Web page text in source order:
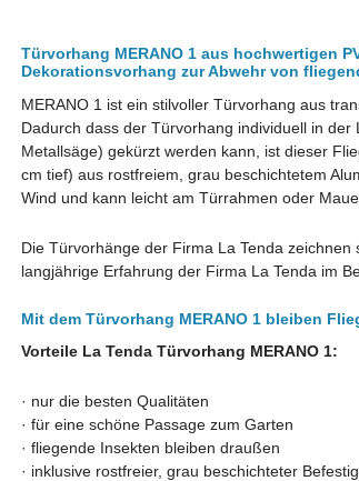
Türvorhang MERANO 1 aus hochwertigen
Dekorationsvorhang zur Abwehr von
MERANO 1 ist ein stilvoller Türvorhang aus
Dadurch dass der Türvorhang individuell in
Metallsäge) gekürzt werden kann, ist dieser
cm tief) aus rostfreiem, grau beschichtetem
Wind und kann leicht am Türrahmen oder
Die Türvorhänge der Firma La Tenda zeichnen
langjährige Erfahrung der Firma La Tenda im
Mit dem Türvorhang MERANO 1 bleiben
Vorteile La Tenda Türvorhang MERANO 1:
· nur die besten Qualitäten
· für eine schöne Passage zum Garten
· fliegende Insekten bleiben draußen
· inklusive rostfreier, grau beschichteter